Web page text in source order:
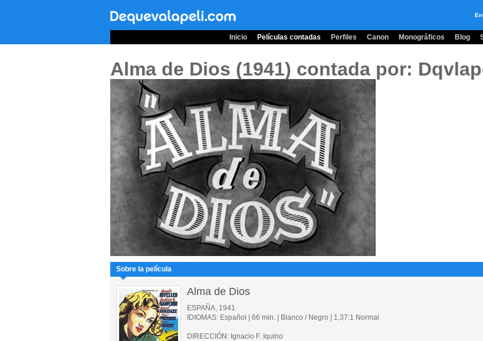
Inicio Películas contadas Perfiles Canon Monográficos Blog
Alma de Dios (1941) contada por:
Sobre la película
Alma de Dios
ESPAÑA, 1941
IDIOMAS: Español | 66 min. | Blanco / Negro | 1,37:1 Normal
DIRECCIÓN: Ignacio F. Iquino